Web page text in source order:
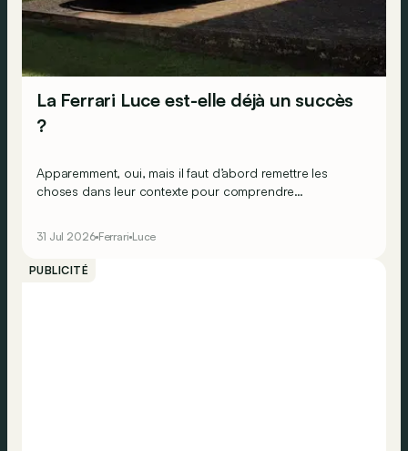
La Ferrari Luce est-elle déjà un succès
?
Apparemment, oui, mais il faut d’abord remettre les
choses dans leur contexte pour comprendre
31 Jul 2026 Ferrari Luce
PUBLICITÉ